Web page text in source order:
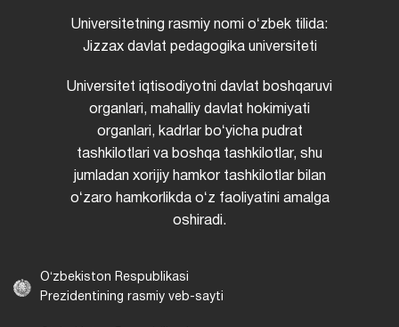
Universitetning rasmiy nomi oʻzbek tilida:
Jizzax davlat pedagogika universiteti
Universitet iqtisodiyotni davlat boshqaruvi
organlari, mahalliy davlat hokimiyati
organlari, kadrlar boʻyicha pudrat
tashkilotlari va boshqa tashkilotlar, shu
jumladan xorijiy hamkor tashkilotlar bilan
oʻzaro hamkorlikda oʻz faoliyatini amalga
oshiradi.
Oʻzbekiston Respublikasi
Prezidentining rasmiy veb-sayti